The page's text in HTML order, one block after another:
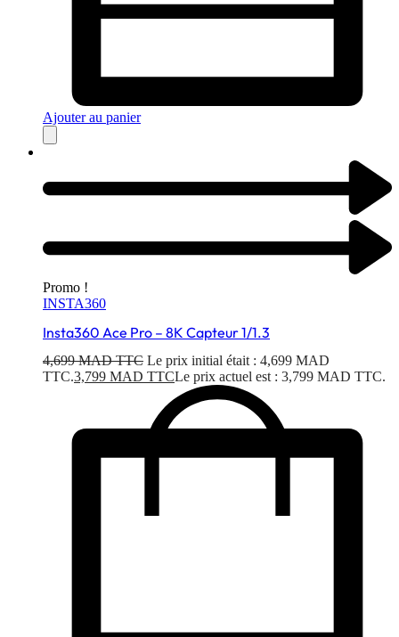
Ajouter au panier
Promo !
INSTA360
Insta360 Ace Pro – 8K Capteur 1/1.3
4,699MAD TTC Le prix initial était : 4,699 MAD
TTC.3,799 MAD TTCLe prix actuel est : 3,799 MAD TTC.